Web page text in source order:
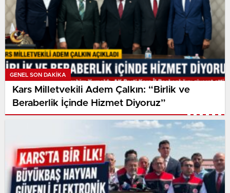
GENEL SON DAKİKA
Kars Milletvekili Adem Çalkın: “Birlik ve
Beraberlik İçinde Hizmet Diyoruz”